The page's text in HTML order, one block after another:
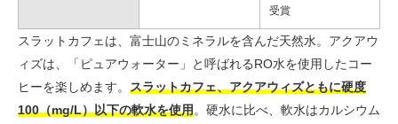
受賞
スラットカフェは、富士山のミネラルを含んだ天然水。アクアウ
ィズは、「ピュアウォーター」と呼ばれるRO水を使用したコー
ヒーを楽しめます。 スラットカフェ、アクアウィズともに硬度
100（mg/L）以下の軟水を使用。硬水に比べ、軟水はカルシウム